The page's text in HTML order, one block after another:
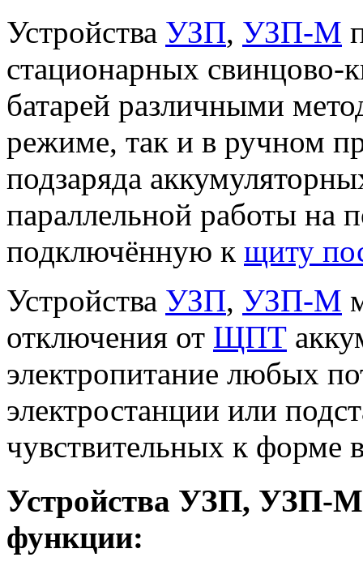
Устройства УЗП, УЗП-М
стационарных свинцово-
батарей различными
режиме, так и в ручном
подзаряда
параллельной работы на
подключённую к щиту
Устройства УЗП, УЗП-М
отключения от ЩПТ
электропитание любых
электростанции или
чувствительных к форме
Устройства УЗП, УЗП-М
функции: